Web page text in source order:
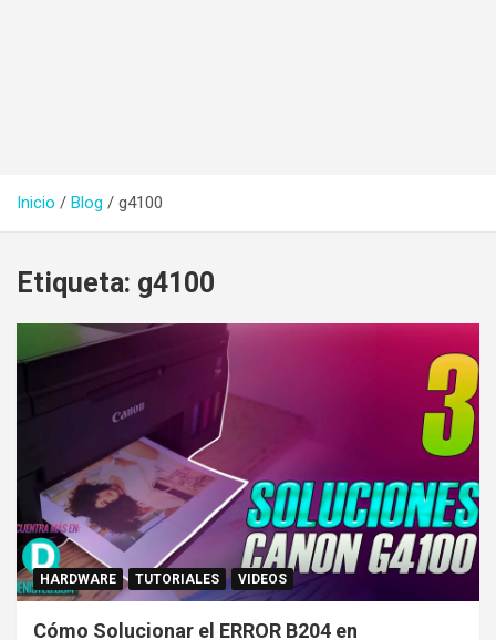
Inicio Blog g4100
Etiqueta: g4100
HARDWARE TUTORIALES VIDEOS
Cómo Solucionar el ERROR B204 en